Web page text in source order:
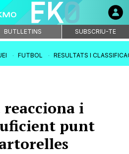
BUTLLETINS SUBSCRIU-TE
FUTBOL RESULTATS I
reacciona i
punt